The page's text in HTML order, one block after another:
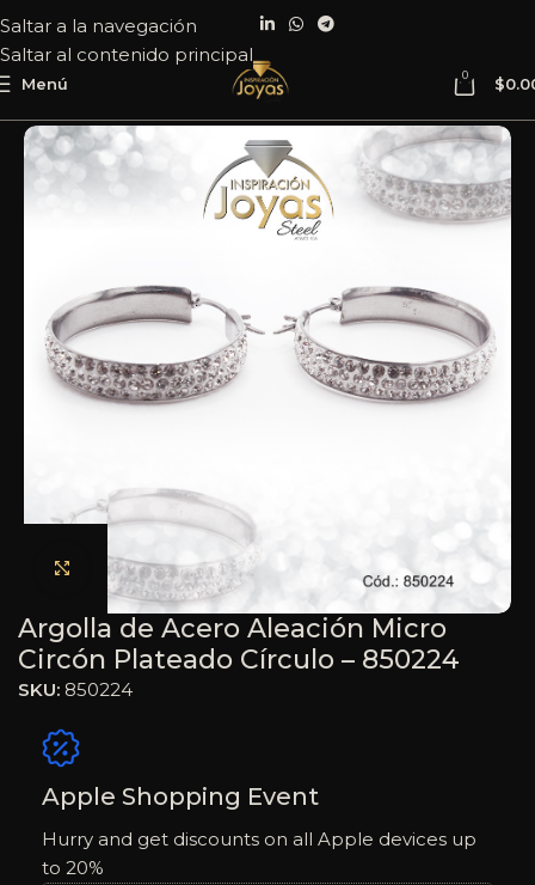
Saltar a la navegación
Saltar al contenido principal
Menú 0 $
Haga clic para ampliar
Argolla de Acero Aleación Micro
Circón Plateado Círculo – 850224
SKU: 850224
Apple Shopping Event
Hurry and get discounts on all Apple devices up
to 20%